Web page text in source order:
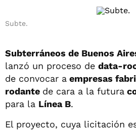
Subte.
Subterráneos de Buenos
lanzó un proceso de data-
de convocar a empresas
rodante de cara a la futura
para la Línea B.
El proyecto, cuya licitación